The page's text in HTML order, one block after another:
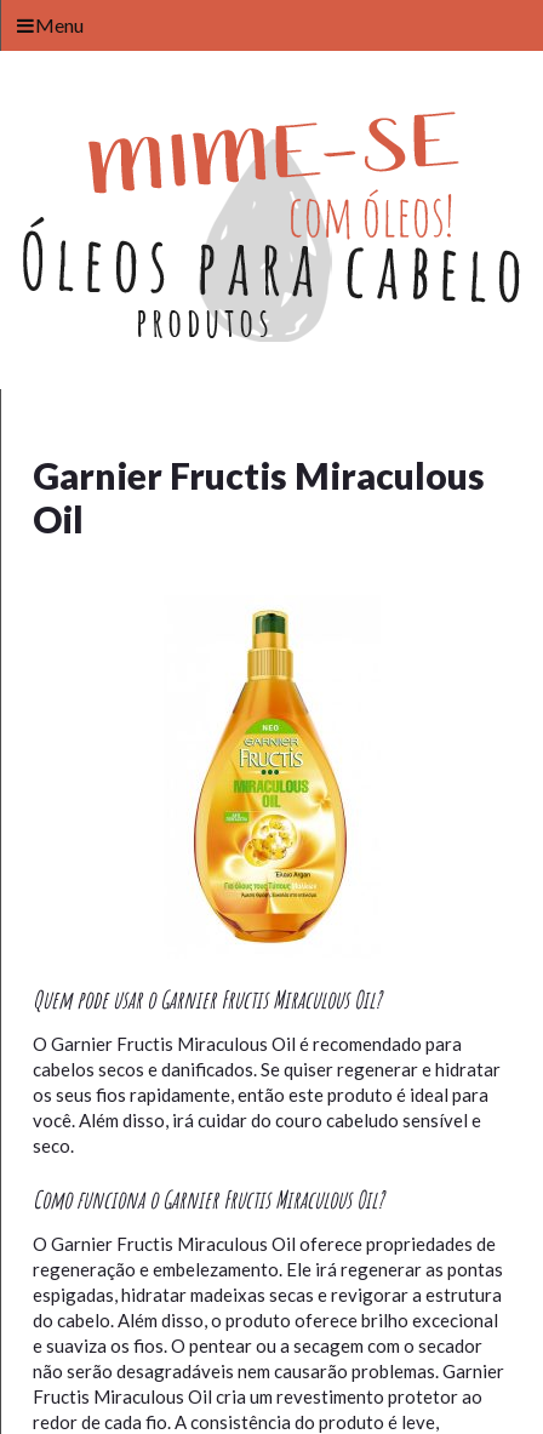
Menu
Garnier Fructis Miraculous
Oil
Quem pode usar o Garnier Fructis Miraculous Oil?
O Garnier Fructis Miraculous Oil é recomendado para
cabelos secos e danificados. Se quiser regenerar e hidratar
os seus fios rapidamente, então este produto é ideal para
você. Além disso, irá cuidar do couro cabeludo sensível e
seco.
Como funciona o Garnier Fructis Miraculous Oil?
O Garnier Fructis Miraculous Oil oferece propriedades de
regeneração e embelezamento. Ele irá regenerar as pontas
espigadas, hidratar madeixas secas e revigorar a estrutura
do cabelo. Além disso, o produto oferece brilho excecional
e suaviza os fios. O pentear ou a secagem com o secador
não serão desagradáveis ​​nem causarão problemas. Garnier
Fructis Miraculous Oil cria um revestimento protetor ao
redor de cada fio. A consistência do produto é leve,